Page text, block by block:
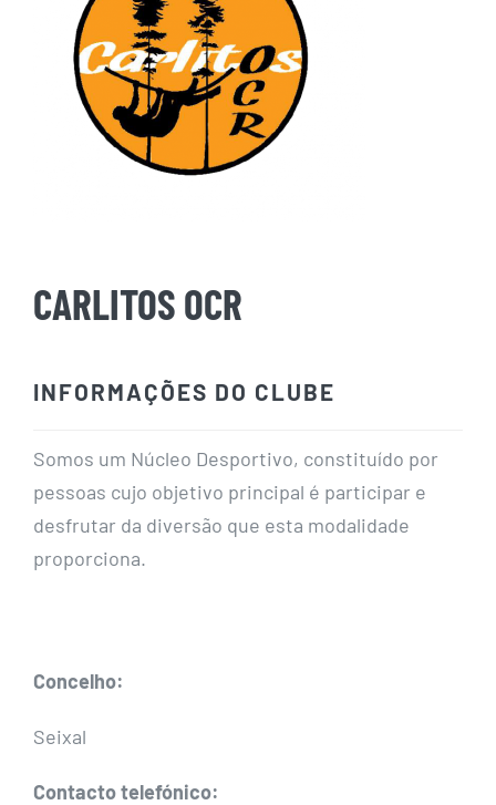
CARLITOS OCR
INFORMAÇÕES DO CLUBE
Somos um Núcleo Desportivo, constituído por
pessoas cujo objetivo principal é participar e
desfrutar da diversão que esta modalidade
proporciona.
Concelho:
Seixal
Contacto telefónico: